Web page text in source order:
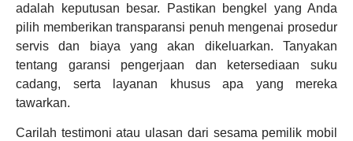
adalah keputusan besar. Pastikan bengkel yang Anda
pilih memberikan transparansi penuh mengenai prosedur
servis dan biaya yang akan dikeluarkan. Tanyakan
tentang garansi pengerjaan dan ketersediaan suku
cadang, serta layanan khusus apa yang mereka
tawarkan.
Carilah testimoni atau ulasan dari sesama pemilik mobil